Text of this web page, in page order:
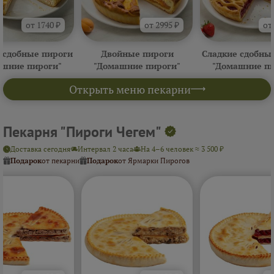
Открыть меню пекарни
от 1740 ₽
пироги
пироги"
от 2995 ₽
Двойные пироги
"Домашние пироги"
от
Сладкие
"Домашние
Пекарня "Пироги Чегем"
Доставка сегодня Интервал 2 часа
На 4–6 человек ≈ 3 500 ₽
Подарокот пекарни Подарокот Ярмарки Пирогов